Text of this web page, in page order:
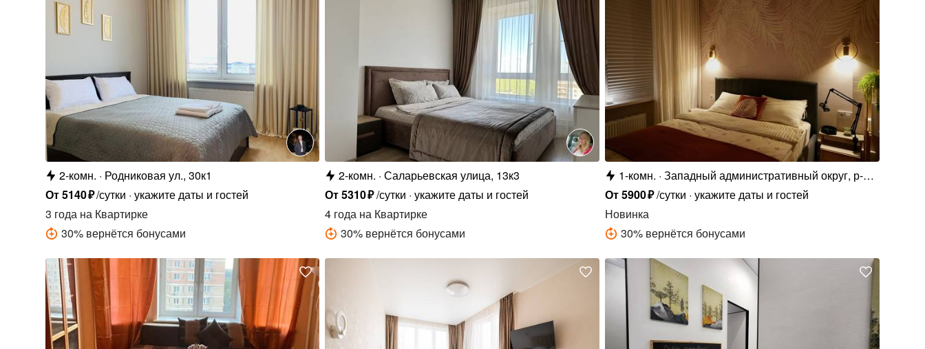
2-комн.
Родниковая ул., 30к1
От5140₽/сутки укажите даты и гостей
3 годана Квартирке
30% вернётся бонусами
2-комн. Саларьевская улица, 13к3
От5310₽/сутки укажите даты и гостей
4 года на Квартирке
30% вернётся бонусами
1-комн. Западный административный округ, р-н
Солнцево, Родниковая ул., 30к3
От5900₽/сутки укажите даты и гостей
Новинка
30% вернётся бонусами